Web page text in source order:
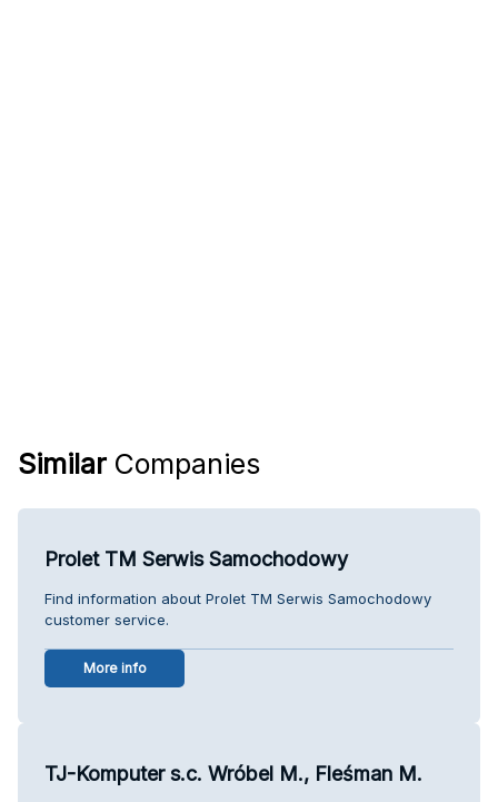
Similar Companies
Prolet TM Serwis Samochodowy
Find information about Prolet TM Serwis Samochodowy
customer service.
More info
TJ-Komputer s.c. Wróbel M., Fleśman M.